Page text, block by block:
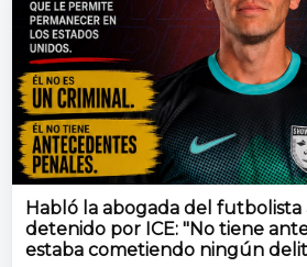
Habló la abogada del
detenido por ICE: "No tiene
estaba cometiendo ningún